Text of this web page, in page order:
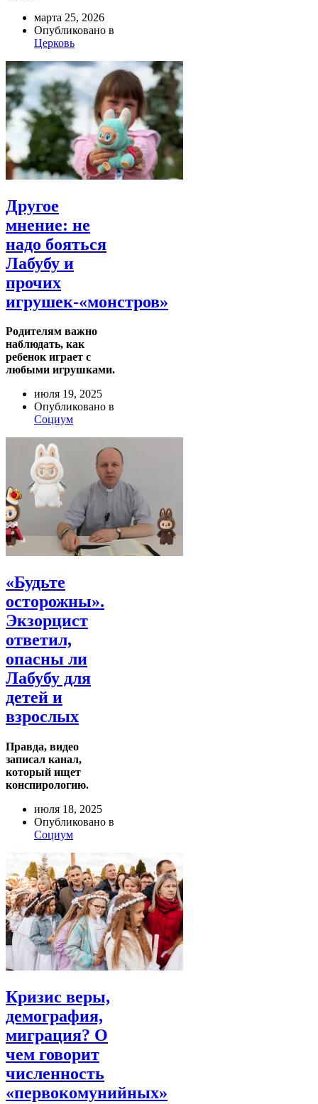
марта 25, 2026
Опубликовано в
Церковь
Другое
мнение: не
надо бояться
Лабубу и
прочих
игрушек-«монстров»
Родителям важно
наблюдать, как
ребенок играет с
любыми игрушками.
июля 19, 2025
Опубликовано в
Социум
«Будьте
осторожны».
Экзорцист
ответил,
опасны ли
Лабубу для
детей и
взрослых
Правда, видео
записал канал,
который ищет
конспирологию.
июля 18, 2025
Опубликовано в
Социум
Кризис веры,
демография,
миграция? О
чем говорит
численность
«первокомунийных»